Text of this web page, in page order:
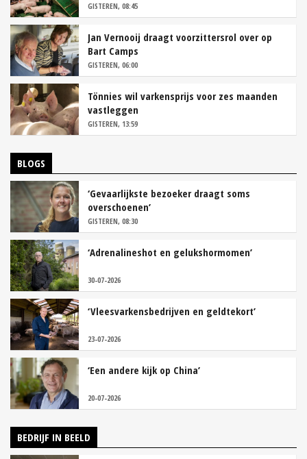
GISTEREN, 08:45
Jan Vernooij draagt voorzittersrol over op
Bart Camps
GISTEREN, 06:00
Tönnies wil varkensprijs voor zes maanden
vastleggen
GISTEREN, 13:59
BLOGS
‘Gevaarlijkste bezoeker draagt soms
overschoenen’
GISTEREN, 08:30
‘Adrenalineshot en gelukshormomen’
30-07-2026
‘Vleesvarkensbedrijven en geldtekort’
23-07-2026
‘Een andere kijk op China’
20-07-2026
BEDRIJF IN BEELD